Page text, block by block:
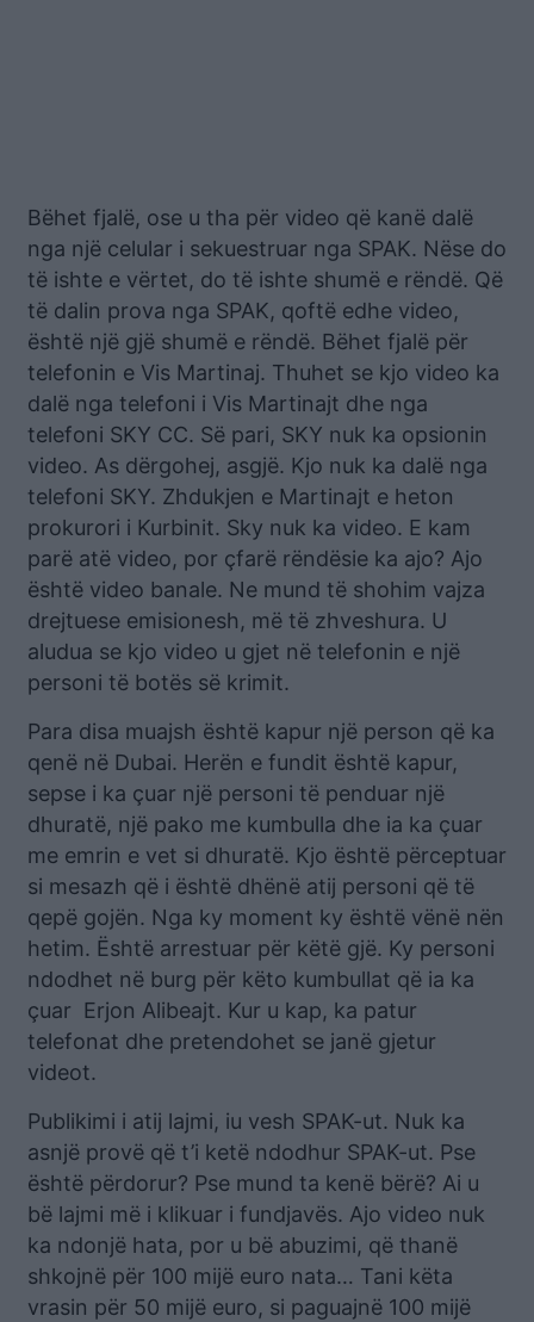
Bëhet fjalë, ose u tha për video që kanë dalë
nga një celular i sekuestruar nga SPAK. Nëse do
të ishte e vërtet, do të ishte shumë e rëndë. Që
të dalin prova nga SPAK, qoftë edhe video,
është një gjë shumë e rëndë. Bëhet fjalë për
telefonin e Vis Martinaj. Thuhet se kjo video ka
dalë nga telefoni i Vis Martinajt dhe nga
telefoni SKY CC. Së pari, SKY nuk ka opsionin
video. As dërgohej, asgjë. Kjo nuk ka dalë nga
telefoni SKY. Zhdukjen e Martinajt e heton
prokurori i Kurbinit. Sky nuk ka video. E kam
parë atë video, por çfarë rëndësie ka ajo? Ajo
është video banale. Ne mund të shohim vajza
drejtuese emisionesh, më të zhveshura. U
aludua se kjo video u gjet në telefonin e një
personi të botës së krimit.
Para disa muajsh është kapur një person që ka
qenë në Dubai. Herën e fundit është kapur,
sepse i ka çuar një personi të penduar një
dhuratë, një pako me kumbulla dhe ia ka çuar
me emrin e vet si dhuratë. Kjo është përceptuar
si mesazh që i është dhënë atij personi që të
qepë gojën. Nga ky moment ky është vënë nën
hetim. Është arrestuar për këtë gjë. Ky personi
ndodhet në burg për këto kumbullat që ia ka
çuar Erjon Alibeajt. Kur u kap, ka patur
telefonat dhe pretendohet se janë gjetur
videot.
Publikimi i atij lajmi, iu vesh SPAK-ut. Nuk ka
asnjë provë që t’i ketë ndodhur SPAK-ut. Pse
është përdorur? Pse mund ta kenë bërë? Ai u
bë lajmi më i klikuar i fundjavës. Ajo video nuk
ka ndonjë hata, por u bë abuzimi, që thanë
shkojnë për 100 mijë euro nata… Tani këta
vrasin për 50 mijë euro, si paguajnë 100 mijë